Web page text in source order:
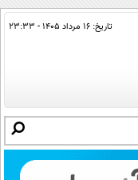
تاریخ: ۱۶ مرداد ۱۴۰۵ - ۲۳:۳۳